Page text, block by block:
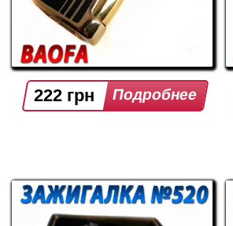
222 грн